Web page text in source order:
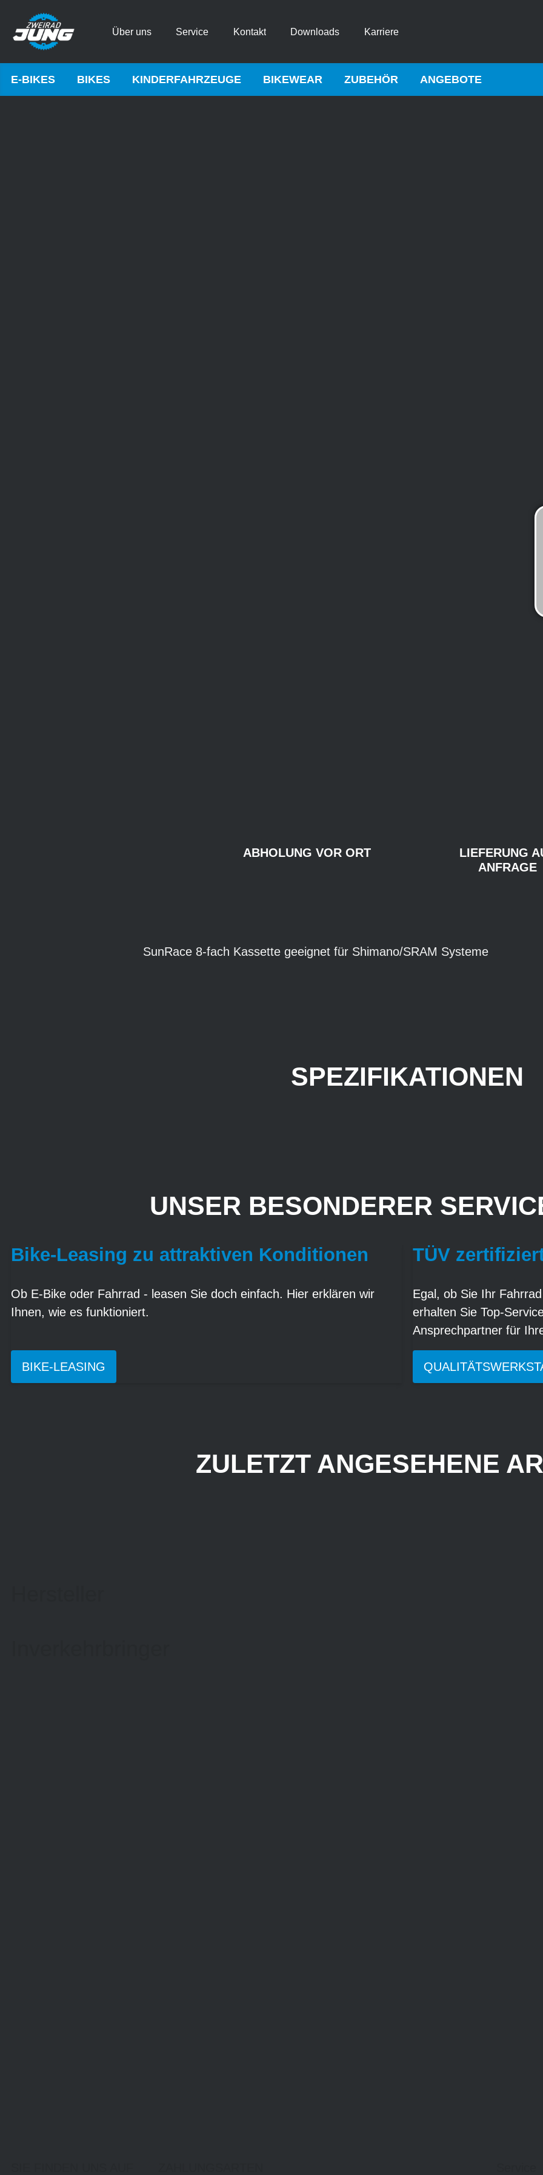
Über uns Service Kontakt Downloads Karriere
E-BIKES BIKES KINDERFAHRZEUGE BIKEWEAR ZUBEHÖR ANGEBOTE
ABHOLUNG VOR ORT
LIEFERUNG
ANFRAGE
SunRace 8-fach Kassette geeignet für Shimano/SRAM Systeme
SPEZIFIKATIONEN
UNSER BESONDERER
Bike-Leasing zu attraktiven Konditionen
Ob E-Bike oder Fahrrad - leasen Sie doch einfach. Hier erklären wir
Ihnen, wie es funktioniert.
BIKE-LEASING
TÜV
Egal, ob Sie Ihr
erhalten Sie Top-
Ansprechpartner für
ZULETZT ANGESEHENE